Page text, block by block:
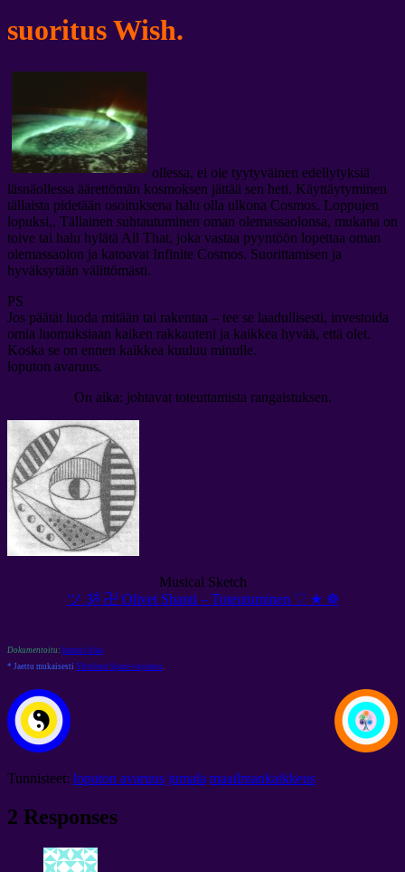
suoritus Wish.
ollessa, ei ole tyytyväinen edellytyksiä
läsnäollessa äärettömän kosmoksen jättää sen heti. Käyttäytyminen
tällaista pidetään osoituksena halu olla ulkona Cosmos. Loppujen
lopuksi,, Tällainen suhtautuminen oman olemassaolonsa, mukana on
toive tai halu hylätä All That, joka vastaa pyyntöön lopettaa oman
olemassaolon ja katoavat Infinite Cosmos. Suorittamisen ja
hyväksytään välittömästi.
PS
Jos päätät luoda mitään tai rakentaa – tee se laadullisesti, investoida
omia luomuksiaan kaiken rakkauteni ja kaikkea hyvää, että olet.
Koska se on ennen kaikkea kuuluu minulle.
loputon avaruus.
On aika: johtavat toteuttamista rangaistuksen.
Musical Sketch
ツ ૐ 卍 Olivet Shanti – Toteutuminen ♡ ★ ☸
Dokumentoitu: Imuroi tilaa
* Jaettu mukaisesti Yhteinen Space-sopimus
Tunnisteet: loputon avaruus jumala maailmankaikkeus
2 Responses